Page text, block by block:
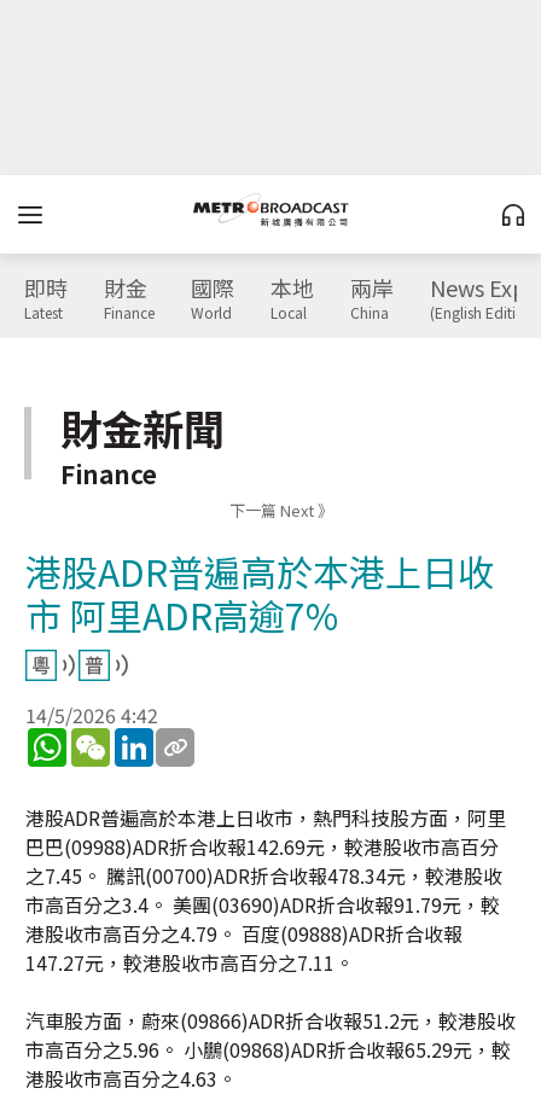
即時
Latest
財金
Finance
國際
World
本地
Local
兩岸
China
News
(English Edition)
財金新聞
Finance
下一篇 Next 》
港股ADR普遍高於本港上日收
市 阿里ADR高逾7%
14/5/2026 4:42
WhatsApp
WeChatLinkedIn
港股ADR普遍高於本港上日收市，熱門科技股方面，阿里
巴巴(09988)ADR折合收報142.69元，較港股收市高百分
之7.45。 騰訊(00700)ADR折合收報478.34元，較港股收
市高百分之3.4。 美團(03690)ADR折合收報91.79元，較
港股收市高百分之4.79。 百度(09888)ADR折合收報
147.27元，較港股收市高百分之7.11。
汽車股方面，蔚來(09866)ADR折合收報51.2元，較港股收
市高百分之5.96。 小鵬(09868)ADR折合收報65.29元，較
港股收市高百分之4.63。